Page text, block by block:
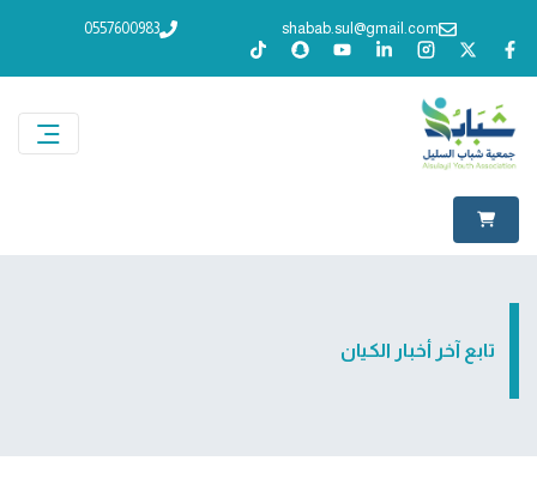
shabab.sul@gmail.com
0557600983
تابع آخر أخبار الكيان